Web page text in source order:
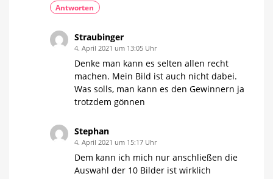
Antworten
Straubinger
4. April 2021 um 13:05 Uhr
Denke man kann es selten allen recht
machen. Mein Bild ist auch nicht dabei.
Was solls, man kann es den Gewinnern ja
trotzdem gönnen
Stephan
4. April 2021 um 15:17 Uhr
Dem kann ich mich nur anschließen die
Auswahl der 10 Bilder ist wirklich